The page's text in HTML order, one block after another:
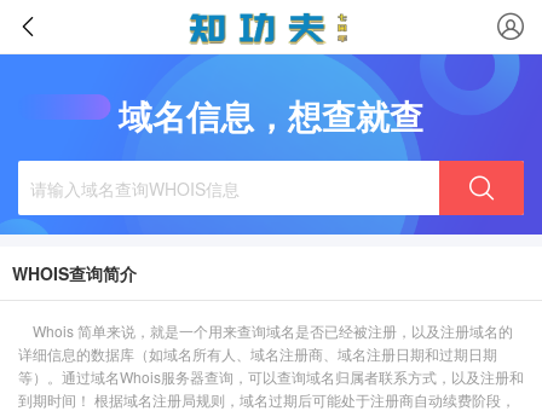
域名信息，想查就查
WHOIS查询简介
Whois 简单来说，就是一个用来查询域名是否已经被注册，以及注册域名的
详细信息的数据库（如域名所有人、域名注册商、域名注册日期和过期日期
等）。通过域名Whois服务器查询，可以查询域名归属者联系方式，以及注册和
到期时间！ 根据域名注册局规则，域名过期后可能处于注册商自动续费阶段，